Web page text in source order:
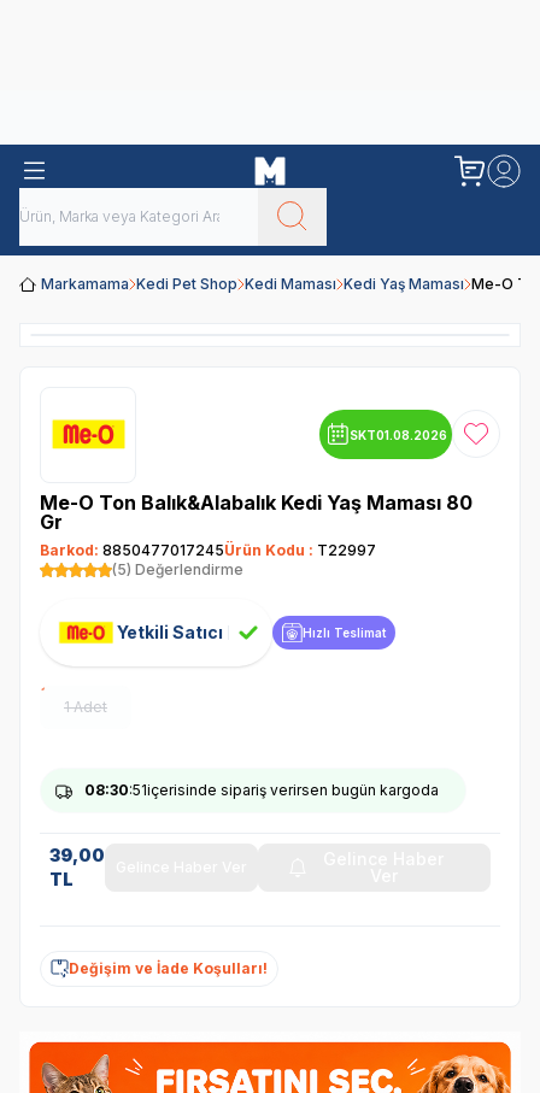
Markamama Kedi Pet Shop Kedi Maması Kedi Yaş Maması Me-O
SKT01.08.2026 Favoriye
Me-O Ton Balık&Alabalık Kedi Yaş Maması 80
Gr
Barkod: 8850477017245Ürün Kodu : T22997
(5) Değerlendirme
Yetkili Satıcı Hızlı Teslimat
1 Adet
08:30:50içerisinde sipariş verirsen bugün kargoda
39,00
TL
Değişim ve İade Koşulları!